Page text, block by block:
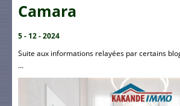
Camara
5 - 12 - 2024
Suite aux informations relayées par certains
...